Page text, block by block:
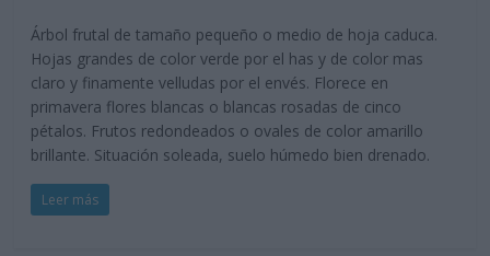
Árbol frutal de tamaño pequeño o medio de hoja caduca.
Hojas grandes de color verde por el has y de color mas
claro y finamente velludas por el envés. Florece en
primavera flores blancas o blancas rosadas de cinco
pétalos. Frutos redondeados o ovales de color amarillo
brillante. Situación soleada, suelo húmedo bien drenado.
Leer más